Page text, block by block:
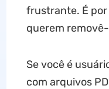
frustrante. É
querem
Se você é
com arquivos